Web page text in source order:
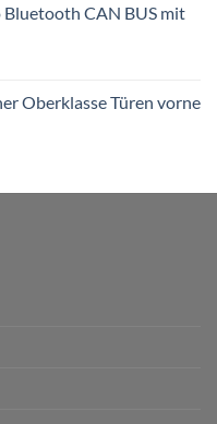
CAN BUS mit
Oberklasse Türen vorne